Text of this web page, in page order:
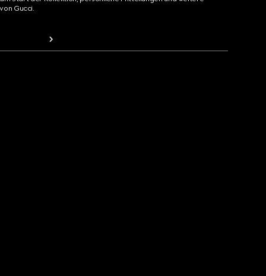
Gucci.